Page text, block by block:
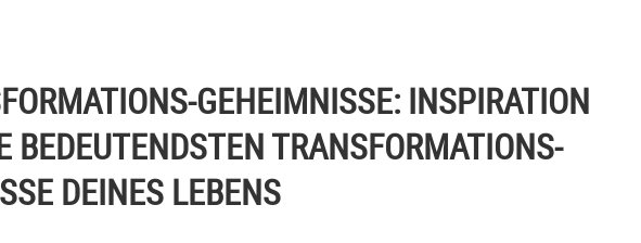
GEHEIMNISSE: INSPIRATION
BEDEUTENDSTEN TRANSFORMATIONS-
DEINES LEBENS